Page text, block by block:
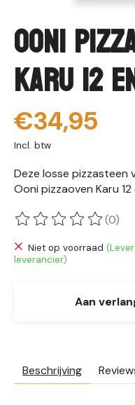
Ooni
Karu 12
€34,95
Incl. btw
Deze losse pizzasteen
Ooni pizzaoven Karu 12
De beoordeling van dit
(0)
Niet op voorraad
leverancier)
Aan
Beschrijving